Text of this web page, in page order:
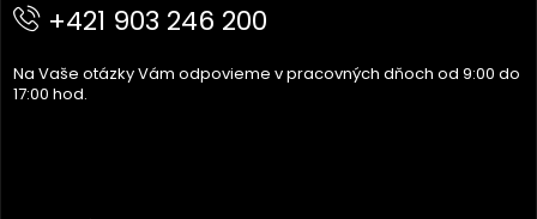
+421 903 246 200
Na Vaše otázky Vám odpovieme v pracovných dňoch od 9:00 do
17:00 hod.